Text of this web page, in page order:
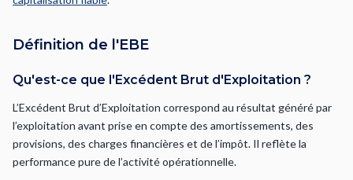
Définition de l'EBE
Qu'est-ce que l'Excédent Brut d'Exploitation ?
L’Excédent Brut d’Exploitation correspond au résultat généré par
l’exploitation avant prise en compte des amortissements, des
provisions, des charges financières et de l’impôt. Il reflète la
performance pure de l’activité opérationnelle.